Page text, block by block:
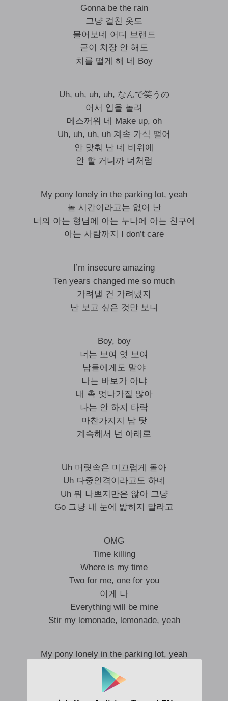
Gonna be the rain
그냥 걸친 옷도
물어보네 어디 브랜드
굳이 치장 안 해도
치를 떨게 해 네 Boy
Uh, uh, uh, uh, なんで笑うの
어서 입을 놀려
메스꺼워 네 Make up, oh
Uh, uh, uh, uh 계속 가식 떨어
안 맞춰 난 네 비위에
안 할 거니까 너처럼
My pony lonely in the parking lot, yeah
놀 시간이라고는 없어 난
너의 아는 형님에 아는 누나에 아는 친구에
아는 사람까지 I don’t care
I’m insecure amazing
Ten years changed me so much
가려낼 건 가려냈지
난 보고 싶은 것만 보니
Boy, boy
너는 보여 엿 보여
남들에게도 말야
나는 바보가 아냐
내 촉 엇나가질 않아
나는 안 하지 타락
마찬가지지 남 탓
계속해서 넌 아래로
Uh 머릿속은 미끄럽게 돌아
Uh 다중인격이라고도 하네
Uh 뭐 나쁘지만은 않아 그냥
Go 그냥 내 눈에 밟히지 말라고
OMG
Time killing
Where is my time
Two for me, one for you
이게 나
Everything will be mine
Stir my lemonade, lemonade, yeah
My pony lonely in the parking lot, yeah
놀 시간이라고는 없어 난
너의 아는 형님에 아는 누나에 아는 친구에
아는 사람까지 I don’t care